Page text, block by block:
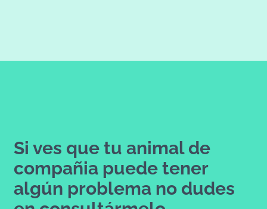
Si ves que tu animal de
compañia puede tener
algún problema no dudes